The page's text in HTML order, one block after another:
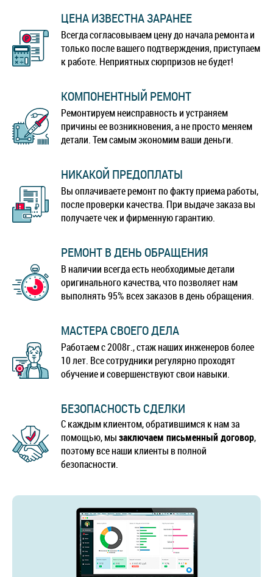
ЦЕНА ИЗВЕСТНА ЗАРАНЕЕ
Всегда согласовываем цену до начала ремонта и
только после вашего подтверждения, приступаем
к работе. Неприятных сюрпризов не будет!
КОМПОНЕНТНЫЙ РЕМОНТ
Ремонтируем неисправность и устраняем
причины ее возникновения, а не просто меняем
детали. Тем самым экономим ваши деньги.
НИКАКОЙ ПРЕДОПЛАТЫ
Вы оплачиваете ремонт по факту приема работы,
после проверки качества. При выдаче заказа вы
получаете чек и фирменную гарантию.
РЕМОНТ В ДЕНЬ ОБРАЩЕНИЯ
В наличии всегда есть необходимые детали
оригинального качества, что позволяет нам
выполнять 95% всех заказов в день обращения.
МАСТЕРА СВОЕГО ДЕЛА
Работаем с 2008г., стаж наших инженеров более
10 лет. Все сотрудники регулярно проходят
обучение и совершенствуют свои навыки.
БЕЗОПАСНОСТЬ СДЕЛКИ
С каждым клиентом, обратившимся к нам за
помощью, мызаключаем письменный договор,
поэтому все наши клиенты в полной
безопасности.